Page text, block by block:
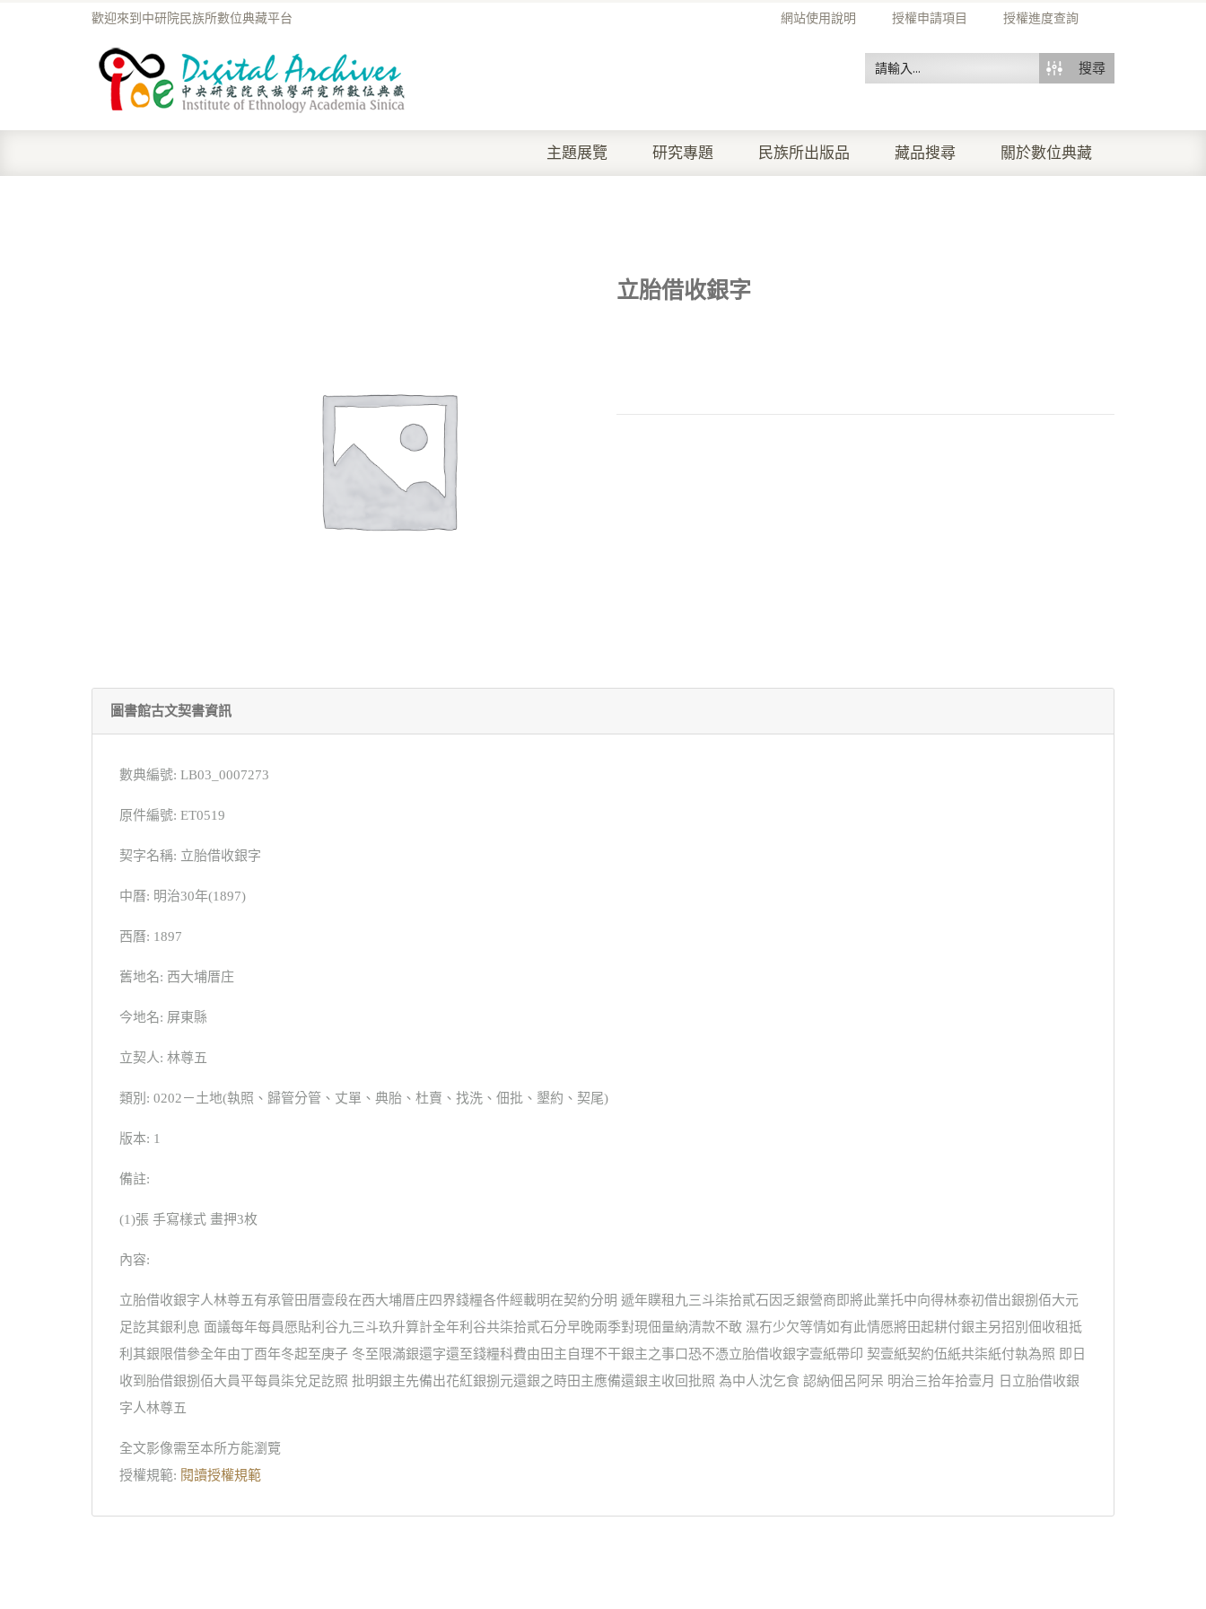
網站使用說明 授權申請項目 授權進度查詢
歡迎來到中研院民族所數位典藏平台
搜尋
主題展覽 研究專題 民族所出版品 藏品搜尋 關於數位典藏
立胎借收銀字
圖書館古文契書資訊
數典編號: LB03_0007273
原件編號: ET0519
契字名稱: 立胎借收銀字
中曆: 明治30年(1897)
西曆: 1897
舊地名: 西大埔厝庄
今地名: 屏東縣
立契人: 林尊五
類別: 0202－土地(執照、歸管分管、丈單、典胎、杜賣、找洗、佃批、墾約、契尾)
版本: 1
備註:
(1)張 手寫樣式 畫押3枚
內容:
立胎借收銀字人林尊五有承管田厝壹段在西大埔厝庄四界錢糧各件經載明在契約分明 遞年贌租九三斗柒拾貳石因乏銀營商即將此業托中向得林泰初借出銀捌佰大元
足訖其銀利息 面議每年每員愿貼利谷九三斗玖升算計全年利谷共柒拾貳石分早晚兩季對現佃量納清款不敢 濕冇少欠等情如有此情愿將田起耕付銀主另招別佃收租抵
利其銀限借參全年由丁酉年冬起至庚子 冬至限滿銀還字還至錢糧科費由田主自理不干銀主之事口恐不憑立胎借收銀字壹紙帶印 契壹紙契約伍紙共柒紙付執為照 即日
收到胎借銀捌佰大員平每員柒兌足訖照 批明銀主先備出花紅銀捌元還銀之時田主應備還銀主收回批照 為中人沈乞食 認納佃呂阿呆 明治三拾年拾壹月 日立胎借收銀
字人林尊五
全文影像需至本所方能瀏覽
授權規範: 閱讀授權規範